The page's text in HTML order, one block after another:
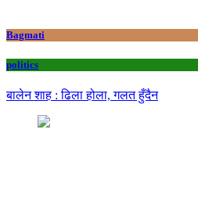
Bagmati
politics
बालेन शाह : ढिला होला, गलत हुँदैन